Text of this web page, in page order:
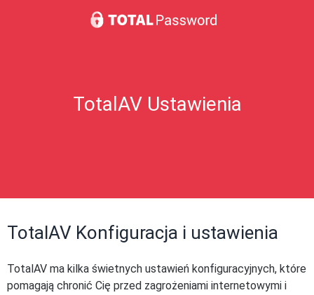
TotalAV Ustawienia
TotalAV Konfiguracja i ustawienia
TotalAV ma kilka świetnych ustawień konfiguracyjnych, które
pomagają chronić Cię przed zagrożeniami internetowymi i